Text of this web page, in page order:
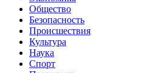
Общество
Безопасность
Происшествия
Культура
Наука
Спорт